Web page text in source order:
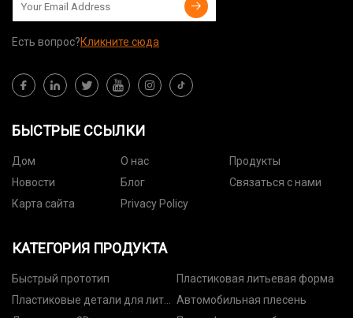
Есть вопрос?Кликните сюда
БЫСТРЫЕ ССЫЛКИ
Дом О нас
Продукты
Новости
Блог
Связаться с нами
Карта сайта
Privacy Policy
КАТЕГОРИЯ ПРОДУКТА
Быстрый прототип
Пластиковая литьевая форма
Пластиковые детали для литья Автомобильная плесень